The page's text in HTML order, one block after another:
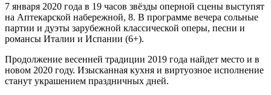
7 января 2020 года в 19 часов звёзды оперной сцены выступят
на Аптекарской набережной, 8. В программе вечера сольные
партии и дуэты зарубежной классической оперы, песни и
романсы Италии и Испании (6+).
Продолжение весенней традиции 2019 года найдет место и в
новом 2020 году. Изысканная кухня и виртуозное исполнение
станут украшением праздничных дней.